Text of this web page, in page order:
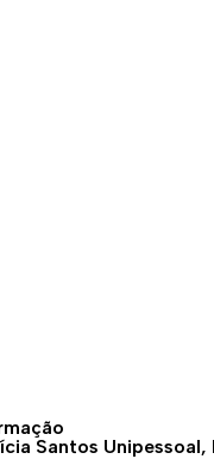
Santos Unipessoal,